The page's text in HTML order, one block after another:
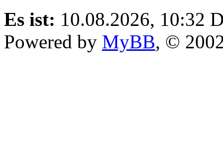
Es ist: 10.08.2026, 10:32
Powered by MyBB, ©